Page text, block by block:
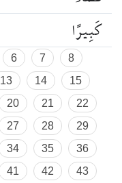
كَبِيرًا
6 7
8
13 14
15
20 21
22
27 28
29
34 35
36
41 42
43